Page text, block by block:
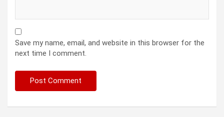
Save my name, email, and website in this browser for the
next time I comment.